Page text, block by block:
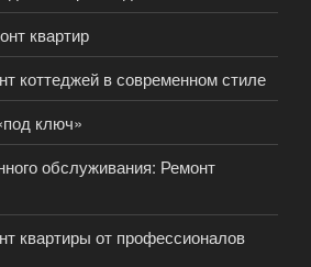
квартир
коттеджей в современном стиле
ключ»
обслуживания: Ремонт
квартиры от профессионалов